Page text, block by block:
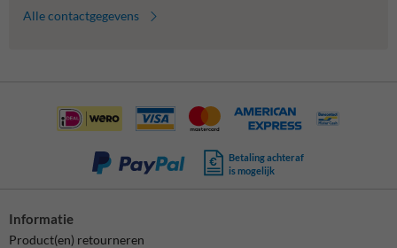
Alle contactgegevens
Betaling achteraf
is mogelijk
Informatie
Product(en) retourneren